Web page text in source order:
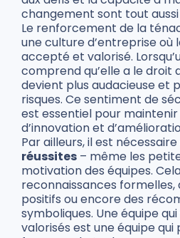
changement sont tout
Le renforcement de la
une culture d’entreprise où
accepté et valorisé.
comprend qu’elle a le droit
devient plus audacieuse et
risques. Ce sentiment de
est essentiel pour
d’innovation et
Par ailleurs, il est
réussites – même les
motivation des équipes.
reconnaissances formelles,
positifs ou encore des
symboliques. Une équipe
valorisés est une équipe